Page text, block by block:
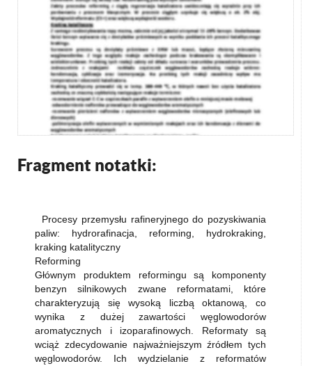
Fragment notatki:
Procesy przemysłu rafineryjnego do pozyskiwania
paliw: hydrorafinacja, reforming, hydrokraking,
kraking katalityczny
Reforming
Głównym produktem reformingu są komponenty
benzyn silnikowych zwane reformatami, które
charakteryzują się wysoką liczbą oktanową, co
wynika z dużej zawartości węglowodorów
aromatycznych i izoparafinowych. Reformaty są
wciąż zdecydowanie najważniejszym źródłem tych
węglowodorów. Ich wydzielanie z reformatów